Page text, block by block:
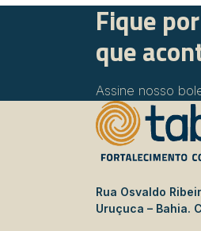
Fique
que
Assine nosso
Rua Osvaldo
Uruçuca – Bahia.